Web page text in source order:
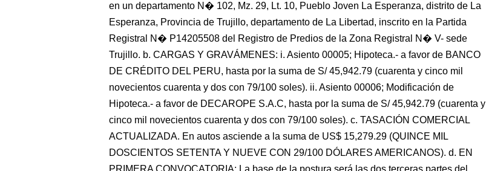
en un departamento N� 102, Mz. 29, Lt. 10, Pueblo Joven La Esperanza, distrito de La
Esperanza, Provincia de Trujillo, departamento de La Libertad, inscrito en la Partida
Registral N� P14205508 del Registro de Predios de la Zona Registral N� V- sede
Trujillo. b. CARGAS Y GRAVÁMENES: i. Asiento 00005; Hipoteca.- a favor de BANCO
DE CRÉDITO DEL PERU, hasta por la suma de S/ 45,942.79 (cuarenta y cinco mil
novecientos cuarenta y dos con 79/100 soles). ii. Asiento 00006; Modificación de
Hipoteca.- a favor de DECAROPE S.A.C, hasta por la suma de S/ 45,942.79 (cuarenta y
cinco mil novecientos cuarenta y dos con 79/100 soles). c. TASACIÓN COMERCIAL
ACTUALIZADA. En autos asciende a la suma de US$ 15,279.29 (QUINCE MIL
DOSCIENTOS SETENTA Y NUEVE CON 29/100 DÓLARES AMERICANOS). d. EN
PRIMERA CONVOCATORIA: La base de la postura será las dos terceras partes del